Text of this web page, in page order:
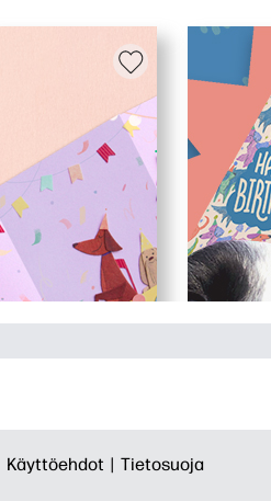
Käyttöehdot | Tietosuoja